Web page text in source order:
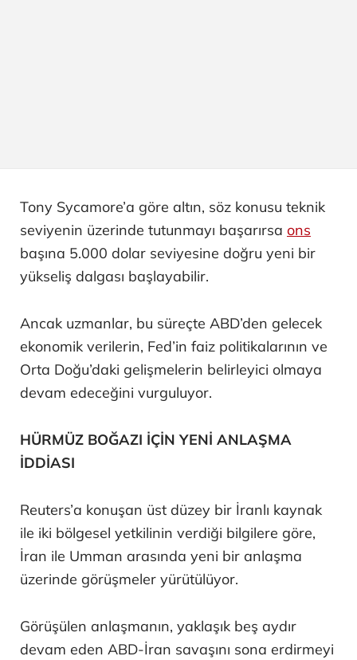
Tony Sycamore’a göre altın, söz konusu teknik
seviyenin üzerinde tutunmayı başarırsa ons
başına 5.000 dolar seviyesine doğru yeni bir
yükseliş dalgası başlayabilir.
Ancak uzmanlar, bu süreçte ABD’den gelecek
ekonomik verilerin, Fed’in faiz politikalarının ve
Orta Doğu’daki gelişmelerin belirleyici olmaya
devam edeceğini vurguluyor.
HÜRMÜZ BOĞAZI İÇİN YENİ ANLAŞMA
İDDİASI
Reuters’a konuşan üst düzey bir İranlı kaynak
ile iki bölgesel yetkilinin verdiği bilgilere göre,
İran ile Umman arasında yeni bir anlaşma
üzerinde görüşmeler yürütülüyor.
Görüşülen anlaşmanın, yaklaşık beş aydır
devam eden ABD-İran savaşını sona erdirmeyi